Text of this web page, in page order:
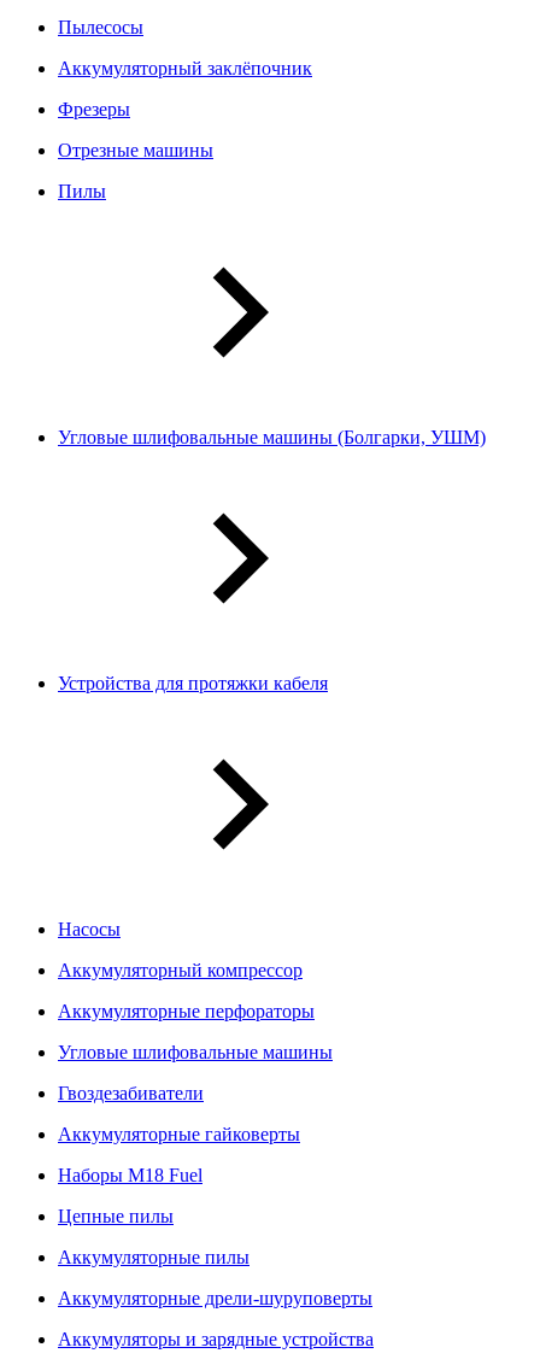
Пылесосы
Аккумуляторный заклёпочник
Фрезеры
Отрезные машины
Пилы
Угловые шлифовальные машины (Болгарки, УШМ)
Устройства для протяжки кабеля
Насосы
Аккумуляторный компрессор
Аккумуляторные перфораторы
Угловые шлифовальные машины
Гвоздезабиватели
Аккумуляторные гайковерты
Наборы M18 Fuel
Цепные пилы
Аккумуляторные пилы
Аккумуляторные дрели-шуруповерты
Аккумуляторы и зарядные устройства